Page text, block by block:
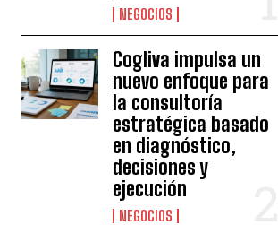
NEGOCIOS
Cogliva impulsa un
nuevo enfoque para
la consultoría
estratégica basado
en diagnóstico,
decisiones y
ejecución
NEGOCIOS